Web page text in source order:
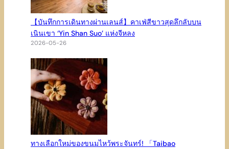
【บันทึกการเดินทางผ่านเลนส์】คาเฟ่สีขาวสุดลึกลับบน
เนินเขา ‘Yin Shan Suo’ แห่งจีหลง
2026-05-26
ทางเลือกใหม่ของขนมไหว้พระจันทร์! 「Taibao